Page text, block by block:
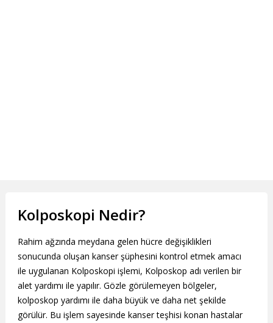
Kolposkopi Nedir?
Rahim ağzında meydana gelen hücre değişiklikleri
sonucunda oluşan kanser şüphesini kontrol etmek amacı
ile uygulanan Kolposkopi işlemi, Kolposkop adı verilen bir
alet yardımı ile yapılır. Gözle görülemeyen bölgeler,
kolposkop yardımı ile daha büyük ve daha net şekilde
görülür. Bu işlem sayesinde kanser teşhisi konan hastalar